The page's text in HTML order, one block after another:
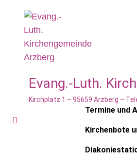
Evang.-Luth.
Kirchplatz 1 – 95659 Arzberg –
Termine und
Kirchenbote